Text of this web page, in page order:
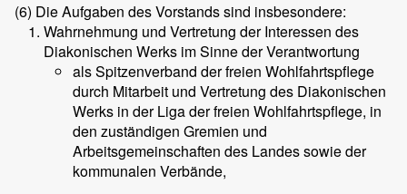
(6) Die Aufgaben des Vorstands sind insbesondere:
Wahrnehmung und Vertretung der Interessen des
Diakonischen Werks im Sinne der Verantwortung
als Spitzenverband der freien Wohlfahrtspflege
durch Mitarbeit und Vertretung des Diakonischen
Werks in der Liga der freien Wohlfahrtspflege, in
den zuständigen Gremien und
Arbeitsgemeinschaften des Landes sowie der
kommunalen Verbände,